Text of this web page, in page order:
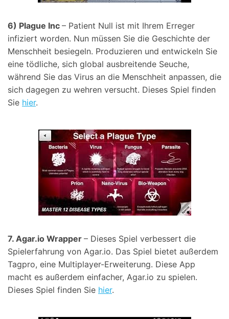
6) Plague Inc – Patient Null ist mit Ihrem Erreger
infiziert worden. Nun müssen Sie die Geschichte der
Menschheit besiegeln. Produzieren und entwickeln Sie
eine tödliche, sich global ausbreitende Seuche,
während Sie das Virus an die Menschheit anpassen, die
sich dagegen zu wehren versucht. Dieses Spiel finden
Sie hier.
7. Agar.io Wrapper – Dieses Spiel verbessert die
Spielerfahrung von Agar.io. Das Spiel bietet außerdem
Tagpro, eine Multiplayer-Erweiterung. Diese App
macht es außerdem einfacher, Agar.io zu spielen.
Dieses Spiel finden Sie hier.